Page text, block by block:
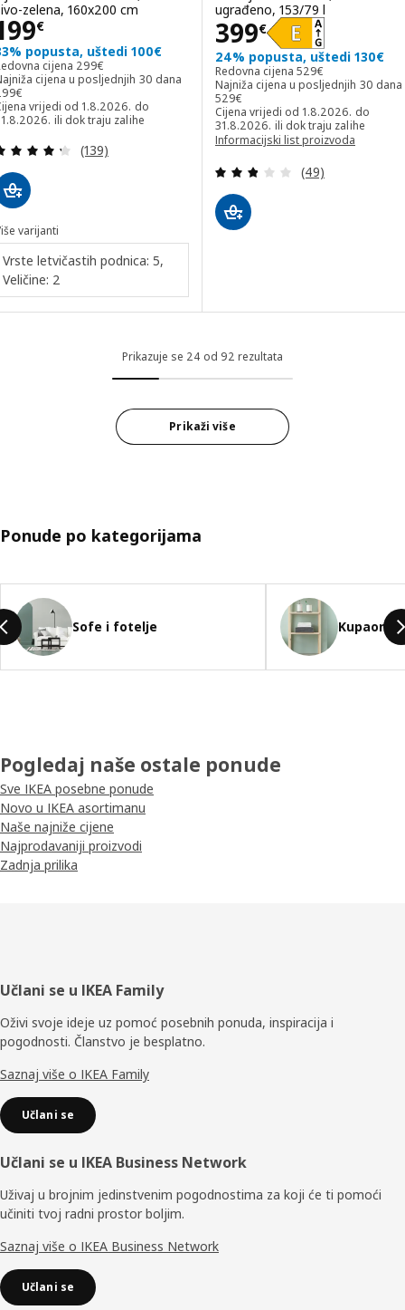
zelena, 160x200 cm
€ 199€
popusta, uštedi 100€
cijena 299€
Redovna cijena 299€
cijena u posljednjih 30 dana
€
cijena u posljednjih 30 dana 299€
vrijedi od 1.8.2026. do
ili dok traju zalihe
Revizija: 4.3 od 5 zvjezdica. Ukupno recenzija:
(139)
varijanti
Vrste letvičastih podnica: 5,
Veličine: 2
ugrađeno, 153/79 l
399€
Cijena 399€
24% popusta, uštedi 130€
Redovna cijena 529€
Redovna cijena 529€
Najniža cijena u posljednjih 30 dana
529€
Najniža cijena u posljednjih 30 dana
Cijena vrijedi od 1.8.2026. do
31.8.2026. ili dok traju zalihe
Informacijski list proizvoda
Revizija: 2.8
(49)
Prikazuje se 24 od 92 rezultata
Prikaži više
Ponude po kategorijama
Sofe i fotelje
Pogledaj naše ostale ponude
Sve IKEA posebne ponude
Novo u IKEA asortimanu
Naše najniže cijene
Najprodavaniji proizvodi
Zadnja prilika
Podnožje
Učlani se u IKEA Family
Oživi svoje ideje uz pomoć posebnih ponuda, inspiracija i
pogodnosti. Članstvo je besplatno.
Saznaj više o IKEA Family
Učlani se
Učlani se u IKEA Business Network
Uživaj u brojnim jedinstvenim pogodnostima za koji će ti pomoći
učiniti tvoj radni prostor boljim.
Saznaj više o IKEA Business Network
Učlani se